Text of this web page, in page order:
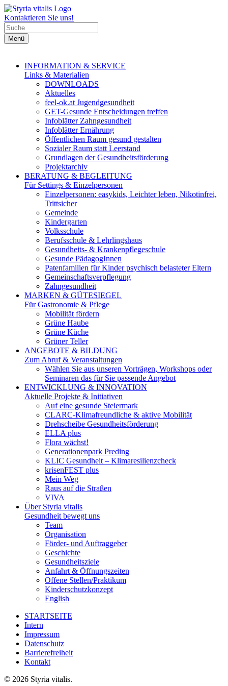
Kontaktieren Sie uns!
Menü
INFORMATION & SERVICE
Links & Materialien
DOWNLOADS
Aktuelles
feel-ok.at Jugendgesundheit
GET-Gesunde Entscheidungen treffen
Infoblätter Zahngesundheit
Infoblätter Ernährung
Öffentlichen Raum gesund gestalten
Sozialer Raum statt Leerstand
Grundlagen der Gesundheitsförderung
Projektarchiv
BERATUNG & BEGLEITUNG
Für Settings & Einzelpersonen
Einzelpersonen: easykids, Leichter leben, Nikotinfrei,
Trittsicher
Gemeinde
Kindergarten
Volksschule
Berufsschule & Lehrlingshaus
Gesundheits- & Krankenpflegeschule
Gesunde PädagogInnen
Patenfamilien für Kinder psychisch belasteter Eltern
Gemeinschaftsverpflegung
Zahngesundheit
MARKEN & GÜTESIEGEL
Für Gastronomie & Pflege
Mobilität fördern
Grüne Haube
Grüne Küche
Grüner Teller
ANGEBOTE & BILDUNG
Zum Abruf & Veranstaltungen
Wählen Sie aus unseren Vorträgen, Workshops oder
Seminaren das für Sie passende Angebot
ENTWICKLUNG & INNOVATION
Aktuelle Projekte & Initiativen
Auf eine gesunde Steiermark
CLARC-Klimafreundliche & aktive Mobilität
Drehscheibe Gesundheitsförderung
ELLA plus
Flora wächst!
Generationenpark Preding
KLIC Gesundheit – Klimaresilienzcheck
krisenFEST plus
Mein Weg
Raus auf die Straßen
VIVA
Über Styria vitalis
Gesundheit bewegt uns
Team
Organisation
Förder- und Auftraggeber
Geschichte
Gesundheitsziele
Anfahrt & Öffnungszeiten
Offene Stellen/Praktikum
Kinderschutzkonzept
English
STARTSEITE
Intern
Impressum
Datenschutz
Barrierefreiheit
Kontakt
© 2026 Styria vitalis.